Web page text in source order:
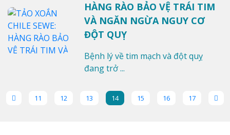
HÀNG RÀO BẢO VỆ TRÁI TIM
VÀ NGĂN NGỪA NGUY CƠ
ĐỘT QUỴ
Bệnh lý về tim mạch và đột quỵ
đang trở ...
11 12 13 14(current)
15 16 17